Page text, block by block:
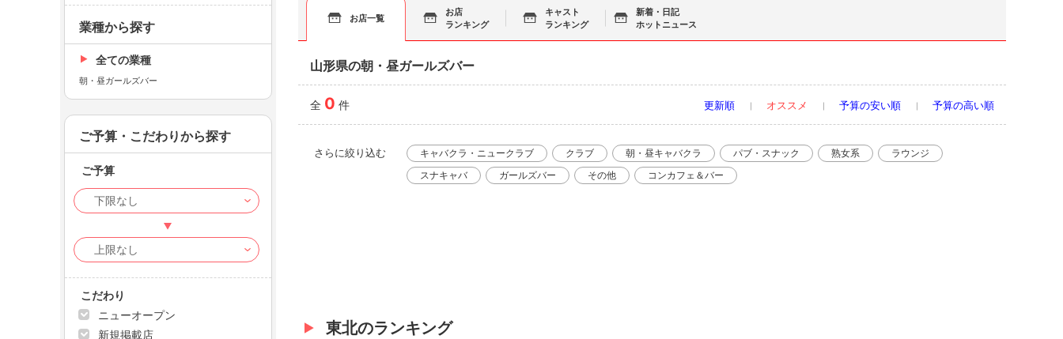
お店一覧
お店
ランキング
キャスト
ランキング
新着・日記
ホットニュース
山形県の朝・昼ガールズバー
全 0 件 更新順 オススメ 予算の安い順 予算の高い順
さらに絞り込む キャバクラ・ニュークラブ クラブ 朝・昼キャバクラ パブ・スナック 熟女系
ラウンジ
スナキャバ
ガールズバー その他 コンカフェ＆バー
東北のランキング
業種から探す
全ての業種
朝・昼ガールズバー
ご予算・こだわりから探す
ご予算
こだわり
ニューオープン
新規掲載店